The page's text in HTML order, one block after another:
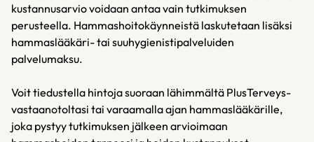
kustannusarvio voidaan antaa vain tutkimuksen
perusteella. Hammashoitokäynneistä laskutetaan lisäksi
hammaslääkäri- tai suuhygienistipalveluiden
palvelumaksu.
Voit tiedustella hintoja suoraan lähimmältä PlusTerveys-
vastaanotoltasi tai varaamalla ajan hammaslääkärille,
joka pystyy tutkimuksen jälkeen arvioimaan